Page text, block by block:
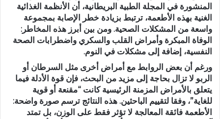
المنشورة في المجلة الطبية البريطانية، أن الأنظمة الغذائية
الغنية بهذه الأطعمة، ترتبط بزيادة خطر الإصابة بمجموعة
واسعة من المشكلات الصحية. ومن بين أبرز هذه المخاطر:
الوفاة المبكرة وأمراض القلب والسكري واضطرابات الصحة
النفسية، إضافة إلى مشكلات في النوم.
ورغم أن بعض الروابط مع أمراض أخرى مثل السرطان أو
الربو لا تزال بحاجة إلى مزيد من البحث، فإن قوة الأدلة فيما
يتعلق بالأمراض المزمنة الرئيسية كانت “مقنعة أو قوية
للغاية”، وفقا لتقييم الباحثين. هذه النتائج ترسم صورة واضحة:
الأطعمة فائقة المعالجة لا تؤثر فقط على الوزن، بل تمتد